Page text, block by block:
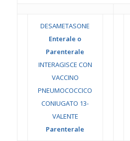
DESAMETASONE
Enterale o
Parenterale
INTERAGISCE CON
VACCINO
PNEUMOCOCCICO
CONIUGATO 13-
VALENTE
Parenterale